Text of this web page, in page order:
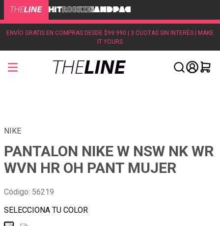
ENVÍO GRATIS EN COMPRAS DESDE $99.990 | 3 CUOTAS SIN INTERÉS | MAKE
IT YOURS
NIKE
PANTALON NIKE W NSW NK WR
WVN HR OH PANT MUJER
Código: 56219